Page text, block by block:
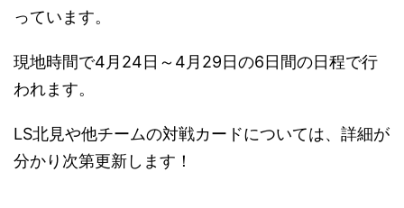
っています。
現地時間で4月24日～4月29日の6日間の日程で行
われます。
LS北見や他チームの対戦カードについては、詳細が
分かり次第更新します！